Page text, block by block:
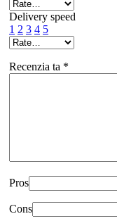
Delivery speed
1 2 3 4 5
Recenzia ta *
Pros
Cons